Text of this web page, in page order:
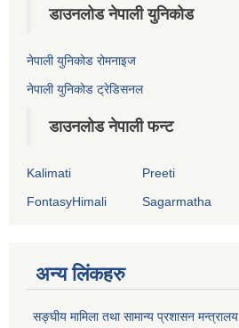
डाउनलोड नेपाली युनिकोड
नेपाली युनिकोड रोमनाइज
नेपाली युनिकोड ट्रेडिसनल
डाउनलोड नेपाली फन्ट
Kalimati
Preeti
FontasyHimali
Sagarmatha
अन्य लिंकहरु
सङ्‍घीय मामिला तथा सामान्य प्रशासन मन्त्रालय